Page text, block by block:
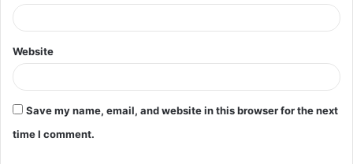
Website
Save my name, email, and website in this browser for the next
time I comment.